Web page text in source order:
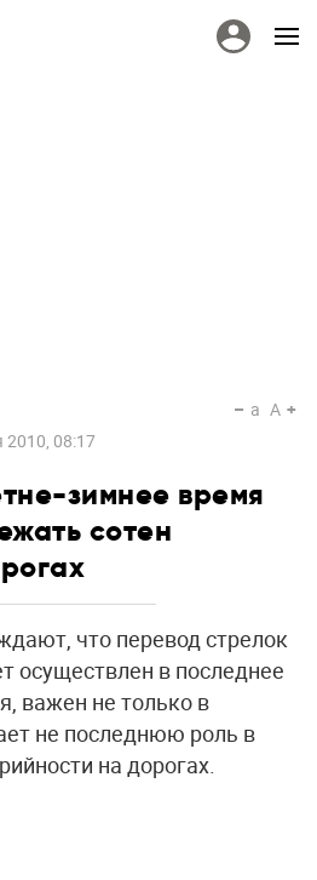
2010, 08:17
a A
зимнее время
сотен
что перевод стрелок
осуществлен в последнее
важен не только в
не последнюю роль в
на дорогах.